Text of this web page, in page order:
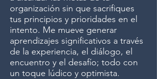
organización sin que sacrifiques
tus principios y prioridades en el
intento. Me mueve generar
aprendizajes significativos a través
de la experiencia, el diálogo, el
encuentro y el desafío; todo con
un toque lúdico y optimista.